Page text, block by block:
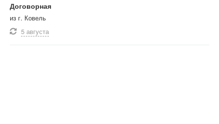
Договорная
из г. Ковель
5 августа